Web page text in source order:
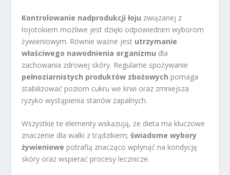
Kontrolowanie nadprodukcji łoju związanej z
łojotokiem możliwe jest dzięki odpowiednim wyborom
żywieniowym. Równie ważne jest utrzymanie
właściwego nawodnienia organizmu dla
zachowania zdrowej skóry. Regularne spożywanie
pełnoziarnistych produktów zbożowych pomaga
stabilizować poziom cukru we krwi oraz zmniejsza
ryzyko wystąpienia stanów zapalnych.
Wszystkie te elementy wskazują, że dieta ma kluczowe
znaczenie dla walki z trądzikiem;świadome wybory
żywieniowe potrafią znacząco wpłynąć na kondycję
skóry oraz wspierać procesy lecznicze.